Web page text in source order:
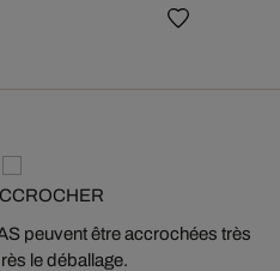
peuvent être accrochées très
le déballage.